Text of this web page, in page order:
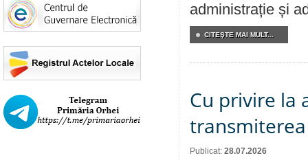
administrație și
CITEŞTE MAI MULT...
Cu privire la
Publicat: 28.07.2026